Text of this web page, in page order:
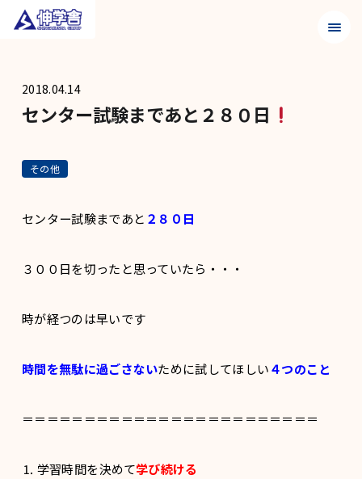
メニ
2018.04.14
センター試験まであと２８０日
その他
センター試験まであと ２８０日
３００日を切ったと思っていたら・・・
時が経つのは早いです
時間を無駄に過ごさないために試してほしい４つのこと
＝＝＝＝＝＝＝＝＝＝＝＝＝＝＝＝＝＝＝＝＝＝＝＝
⒈ 学習時間を決めて学び続ける